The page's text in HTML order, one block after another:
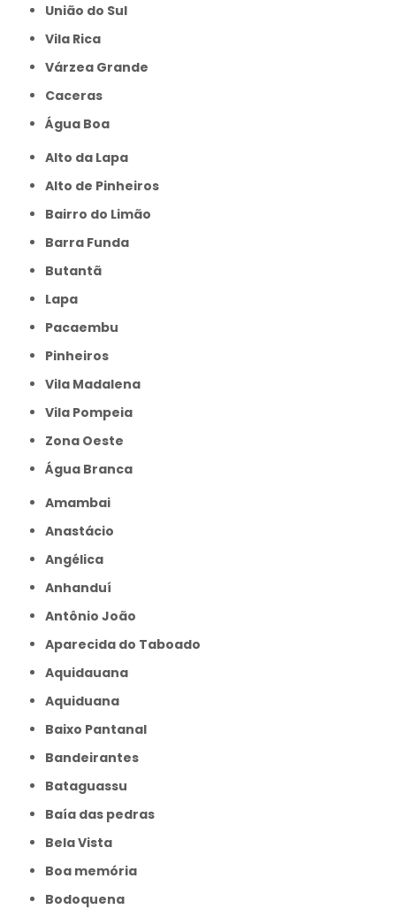
União do Sul
Vila Rica
Várzea Grande
caceras
Água Boa
Alto da Lapa
Alto de Pinheiros
Bairro do Limão
Barra Funda
Butantã
Lapa
Pacaembu
Pinheiros
Vila Madalena
Vila Pompeia
Zona Oeste
Água Branca
Amambai
Anastácio
Angélica
Anhanduí
Antônio João
Aparecida do Taboado
Aquidauana
Aquiduana
Baixo Pantanal
Bandeirantes
Bataguassu
Baía das pedras
Bela Vista
Boa memória
Bodoquena